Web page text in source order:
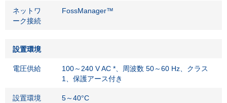
ネットワ
ーク接続
FossManager™
設置環境
電圧供給
100～240 V AC *、周波数 50～60 Hz、クラス
1、保護アース付き
設置環境
5～40°C